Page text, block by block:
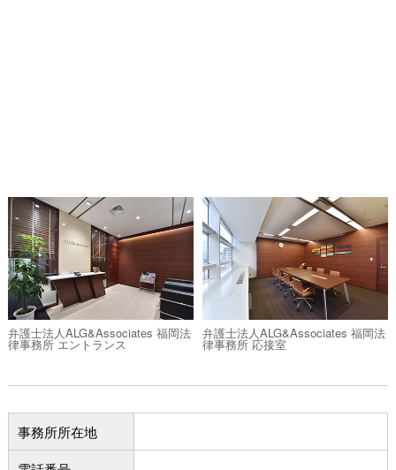
弁護士法人ALG&Associates 福岡法
律事務所 エントランス
弁護士法人ALG&Associates 福岡法
律事務所 応接室
事務所所在地